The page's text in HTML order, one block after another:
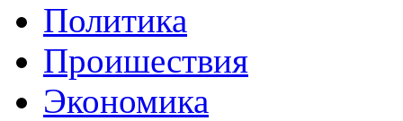
Политика
Проишествия
Экономика